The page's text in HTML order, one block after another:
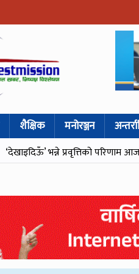
शैक्षिक मनोरञ्जन
‘देखाइदिऊँ’ भन्ने प्रवृत्तिको परिणाम